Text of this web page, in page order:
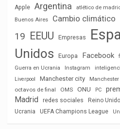
Apple Argentina atlético de
Buenos Aires
Cambio climático
19 EEUU Empresas
Unidos
Europa Facebook
Guerra en Ucrania Instagram
Liverpool Manchester city
octavos de final OMS ONU PC
Madrid
redes sociales Reino Unido
Ucrania
UEFA Champions League